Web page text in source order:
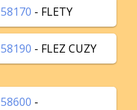
58170 - FLETY
58190 - FLEZ CUZY
58600 -